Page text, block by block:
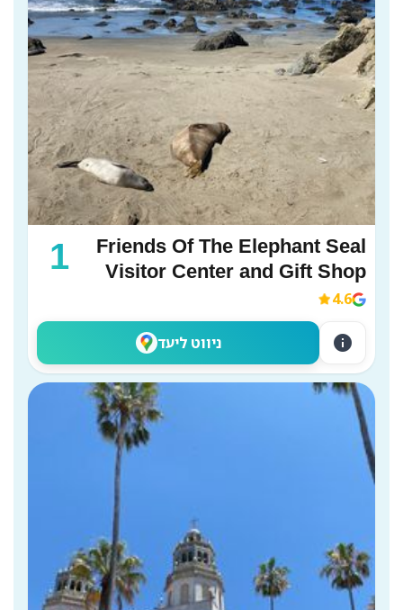
1
Friends Of The Elephant Seal
Visitor Center and Gift Shop
4.6
ניווט ליעד info